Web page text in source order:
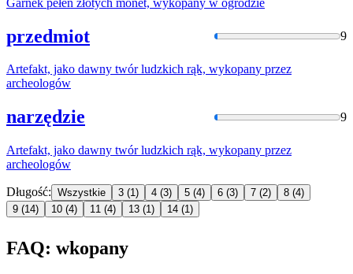
przedmiot 9
Artefakt, jako dawny twór ludzkich rąk, wykopany przez
archeologów
narzędzie 9
Artefakt, jako dawny twór ludzkich rąk, wykopany przez
archeologów
Długość: Wszystkie 3 (1) 4 (3) 5 (4) 6 (3) 7 (2) 8 (4)
9 (14) 10 (4) 11 (4) 13 (1) 14 (1)
FAQ: wkopany